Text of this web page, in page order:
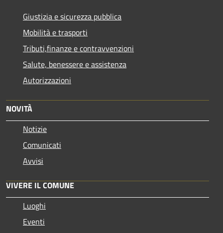
Giustizia e sicurezza pubblica
Mobilità e trasporti
Tributi,finanze e contravvenzioni
Salute, benessere e assistenza
Autorizzazioni
NOVITÀ
Notizie
Comunicati
Avvisi
VIVERE IL COMUNE
Luoghi
Eventi